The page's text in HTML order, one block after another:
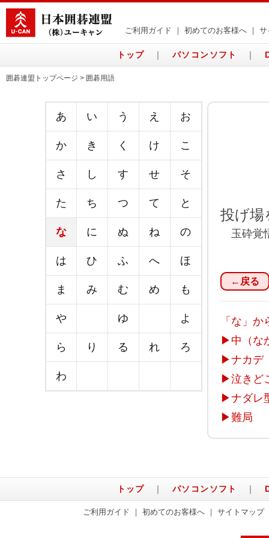
ご利用ガイド 初めてのお客様へ サ
トップ ｜ パソコンソフト ｜
囲碁連盟トップページ > 囲碁用語
あ い う え お
か き く け こ
さ し す せ そ
た ち つ て と
な に ぬ ね の
は ひ ふ へ ほ
ま み む め も
や ゆ よ
ら り る れ ろ
わ
投げ場
玉砕覚
←戻る
「な」
▶ 中（な
▶ナカデ
▶泣きど
▶ナダレ
▶難局
トップ ｜ パソコンソフト ｜
ご利用ガイド ｜初めてのお客様へ ｜サイトマップ